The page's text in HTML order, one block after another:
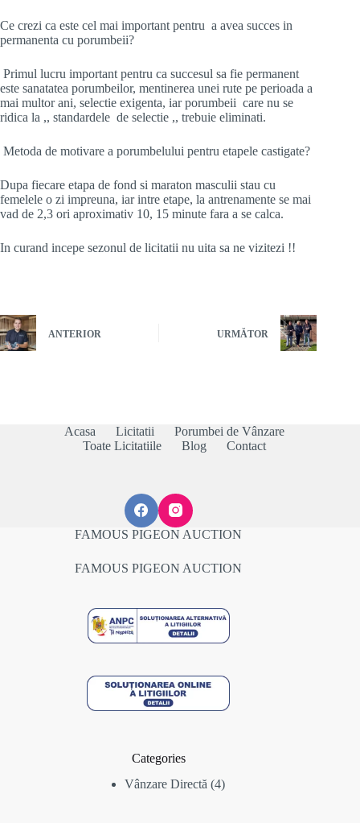
Ce crezi ca este cel mai important pentru a avea succes in
permanenta cu porumbeii?
Primul lucru important pentru ca succesul sa fie permanent
este sanatatea porumbeilor, mentinerea unei rute pe perioada a
mai multor ani, selectie exigenta, iar porumbeii care nu se
ridica la ,, standardele de selectie ,, trebuie eliminati.
Metoda de motivare a porumbelului pentru etapele castigate?
Dupa fiecare etapa de fond si maraton masculii stau cu
femelele o zi impreuna, iar intre etape, la antrenamente se mai
vad de 2,3 ori aproximativ 10, 15 minute fara a se calca.
In curand incepe sezonul de licitatii nu uita sa ne vizitezi !!
ANTERIOR URMĂTOR
Acasa Licitatii
Porumbei de Vânzare
Toate Licitatiile
Blog Contact
FAMOUS PIGEON AUCTION
FAMOUS PIGEON AUCTION
Categories
Vânzare Directă 44